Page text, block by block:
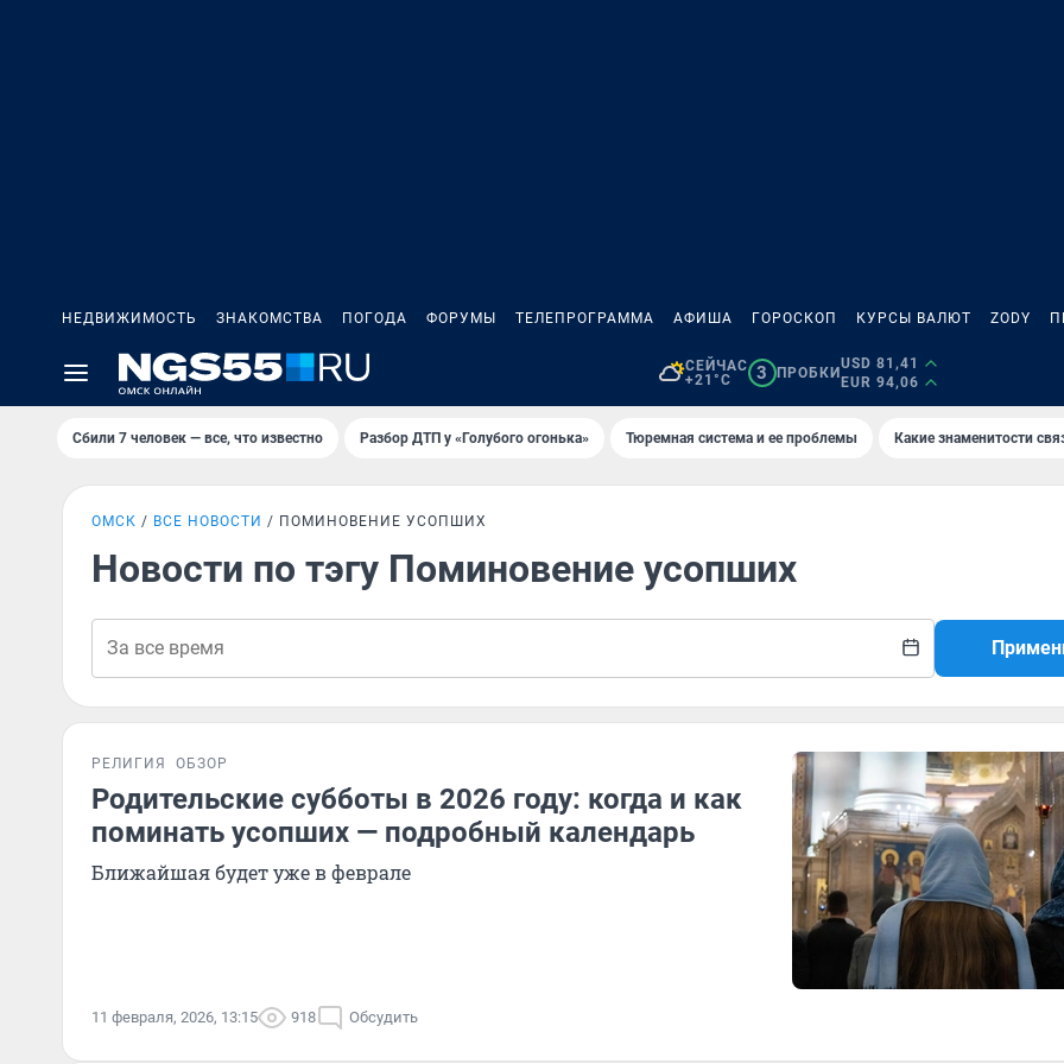
НЕДВИЖИМОСТЬ ЗНАКОМСТВА ПОГОДА ФОРУМЫ ТЕЛЕПРОГРАММА АФИША ГОРОСКОП КУРСЫ ВАЛЮТ ZODY
СЕЙЧАС
+21°C
3 ПРОБКИ
USD 81,41
EUR 94,06
Сбили 7 человек — все, что известно Разбор ДТП у «Голубого огонька» Тюремная система и ее проблемы Какие знаменитости
ОМСК ВСЕ НОВОСТИ ПОМИНОВЕНИЕ УСОПШИХ
Новости по тэгу Поминовение усопших
РЕЛИГИЯ ОБЗОР
Родительские субботы в 2026 году: когда и как
поминать усопших — подробный календарь
Ближайшая будет уже в феврале
11 февраля, 2026, 13:15 918 Обсудить